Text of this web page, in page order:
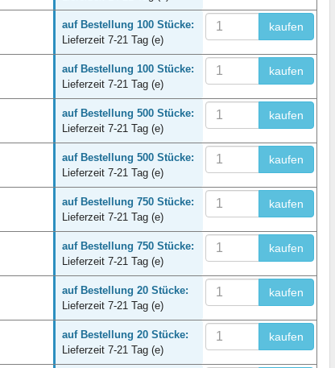
auf Bestellung 100 Stücke:
Lieferzeit 7-21 Tag (e)
kaufen
auf Bestellung 100 Stücke:
Lieferzeit 7-21 Tag (e)
kaufen
auf Bestellung 500 Stücke:
Lieferzeit 7-21 Tag (e)
kaufen
auf Bestellung 500 Stücke:
Lieferzeit 7-21 Tag (e)
kaufen
auf Bestellung 750 Stücke:
Lieferzeit 7-21 Tag (e)
kaufen
auf Bestellung 750 Stücke:
Lieferzeit 7-21 Tag (e)
kaufen
auf Bestellung 20 Stücke:
Lieferzeit 7-21 Tag (e)
kaufen
auf Bestellung 20 Stücke:
Lieferzeit 7-21 Tag (e)
kaufen